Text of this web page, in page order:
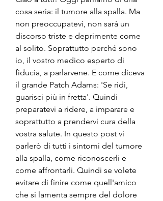
cosa seria: il tumore alla spalla. Ma
non preoccupatevi, non sarà un
discorso triste e deprimente come
al solito. Soprattutto perché sono
io, il vostro medico esperto di
fiducia, a parlarvene. E come diceva
il grande Patch Adams: 'Se ridi,
guarisci più in fretta'. Quindi
preparatevi a ridere, a imparare e
soprattutto a prendervi cura della
vostra salute. In questo post vi
parlerò di tutti i sintomi del tumore
alla spalla, come riconoscerli e
come affrontarli. Quindi se volete
evitare di finire come quell'amico
che si lamenta sempre del dolore